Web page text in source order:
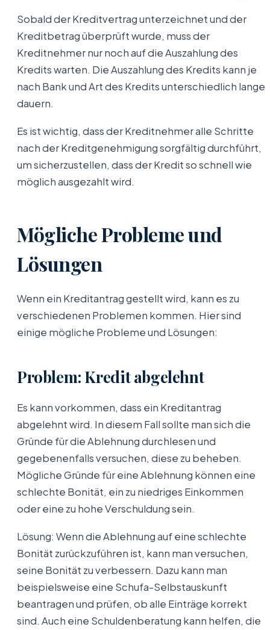
Sobald der Kreditvertrag unterzeichnet und der
Kreditbetrag überprüft wurde, muss der
Kreditnehmer nur noch auf die Auszahlung des
Kredits warten. Die Auszahlung des Kredits kann je
nach Bank und Art des Kredits unterschiedlich lange
dauern.
Es ist wichtig, dass der Kreditnehmer alle Schritte
nach der Kreditgenehmigung sorgfältig durchführt,
um sicherzustellen, dass der Kredit so schnell wie
möglich ausgezahlt wird.
Mögliche Probleme und
Lösungen
Wenn ein Kreditantrag gestellt wird, kann es zu
verschiedenen Problemen kommen. Hier sind
einige mögliche Probleme und Lösungen:
Problem: Kredit abgelehnt
Es kann vorkommen, dass ein Kreditantrag
abgelehnt wird. In diesem Fall sollte man sich die
Gründe für die Ablehnung durchlesen und
gegebenenfalls versuchen, diese zu beheben.
Mögliche Gründe für eine Ablehnung können eine
schlechte Bonität, ein zu niedriges Einkommen
oder eine zu hohe Verschuldung sein.
Lösung: Wenn die Ablehnung auf eine schlechte
Bonität zurückzuführen ist, kann man versuchen,
seine Bonität zu verbessern. Dazu kann man
beispielsweise eine Schufa-Selbstauskunft
beantragen und prüfen, ob alle Einträge korrekt
sind. Auch eine Schuldenberatung kann helfen, die